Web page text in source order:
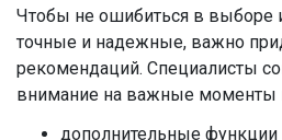
Чтобы не ошибиться в выборе
точные и надежные, важно
рекомендаций. Специалисты
внимание на важные моменты
дополнительные функции